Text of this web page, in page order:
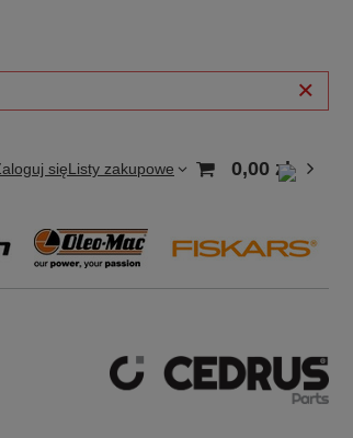
sięListy zakupowe 0,00 zł